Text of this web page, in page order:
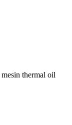
thermal oil